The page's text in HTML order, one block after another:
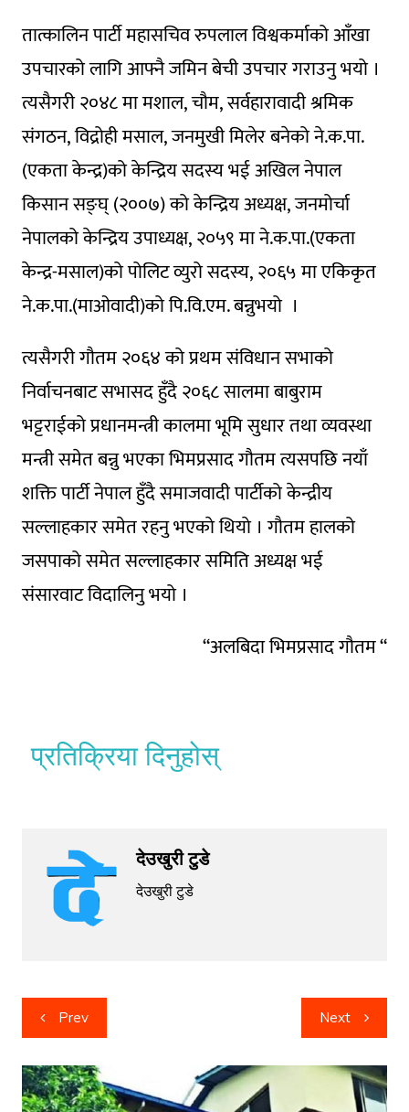
तात्कालिन पार्टी महासचिव रुपलाल विश्वकर्माको आँखा
उपचारको लागि आफ्नै जमिन बेची उपचार गराउनु भयो ।
त्यसैगरी २०४८ मा मशाल, चौम, सर्वहारावादी श्रमिक
संगठन, विद्रोही मसाल, जनमुखी मिलेर बनेको ने.क.पा.
(एकता केन्द्र)को केन्द्रिय सदस्य भई अखिल नेपाल
किसान सङ्घ् (२००७) को केन्द्रिय अध्यक्ष, जनमोर्चा
नेपालको केन्द्रिय उपाध्यक्ष, २०५९ मा ने.क.पा.(एकता
केन्द्र-मसाल)को पोलिट व्युरो सदस्य, २०६५ मा एकिकृत
ने.क.पा.(माओवादी)को पि.वि.एम. बन्नुभयो ।
त्यसैगरी गाैतम २०६४ को प्रथम संविधान सभाको
निर्वाचनबाट सभासद हुँदै २०६८ सालमा बाबुराम
भट्टराईको प्रधानमन्त्री कालमा भूमि सुधार तथा व्यवस्था
मन्त्री समेत बन्नु भएका भिमप्रसाद गौतम त्यसपछि नयाँ
शक्ति पार्टी नेपाल हुँदै समाजवादी पार्टीको केन्द्रीय
सल्लाहकार समेत रहनु भएकाे थियाे । गौतम हालको
जसपाको समेत सल्लाहकार समिति अध्यक्ष भई
संसारवाट विदालिनु भयो ।
“अलबिदा भिमप्रसाद गौतम “
प्रतिक्रिया दिनुहोस्
देउखुरी टुडे
देउखुरी टुडे
Post
navigation
Prev Next